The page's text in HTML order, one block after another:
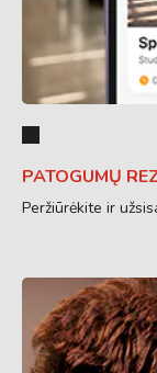
PATOGUMŲ
Peržiūrėkite ir